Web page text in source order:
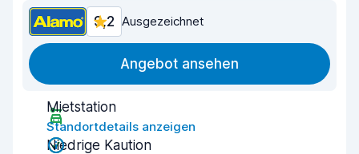
9,2 Ausgezeichnet
Angebot ansehen
Mietstation
Standortdetails anzeigen
Niedrige Kaution